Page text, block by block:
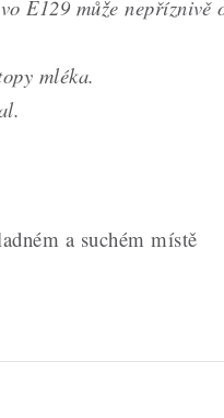
E129 může
mléka.
a suchém místě